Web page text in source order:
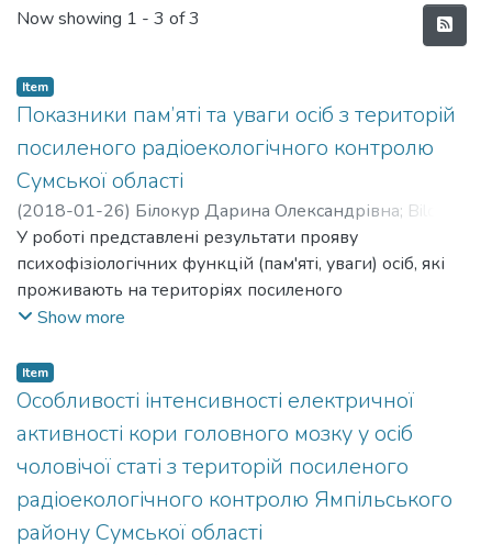
Recent Submissions
Now showing 1 - 3 of 3
Item
Показники пам’яті та уваги осіб з територій
посиленого радіоекологічного контролю
Сумської області
(2018-01-26) Білокур Дарина Олександрівна; Bilokur
Daryna Oleksandrivna
У роботі представлені результати прояву
психофізіологічних функцій (пам'яті, уваги) осіб, які
проживають на територіях посиленого
радіоекологічного контролю Сумської області.
Show more
Item
Особливості інтенсивності електричної
активності кори головного мозку у осіб
чоловічої статі з територій посиленого
радіоекологічного контролю Ямпільського
району Сумської області